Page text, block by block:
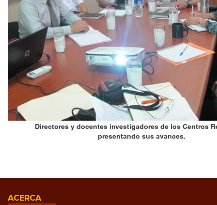
Directores y docentes investigadores de los Centros
presentando sus avances.
ACERCA